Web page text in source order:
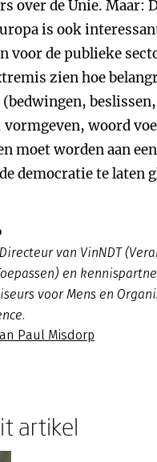
over de Unie. Maar:
is ook
voor de publieke
zien hoe
beslissen,
woord
moet worden aan
democratie te laten
van VinNDT
en
voor Mens en
Paul Misdorp
artikel